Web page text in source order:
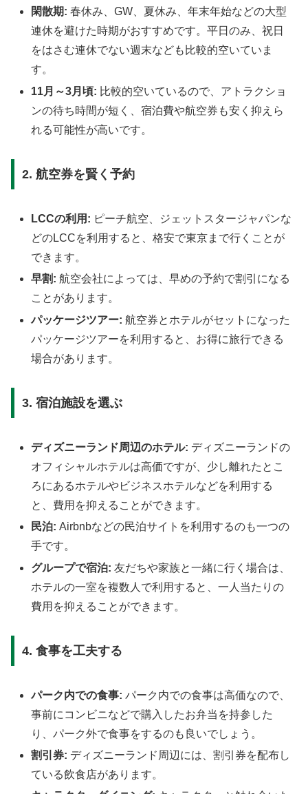
閑散期: 春休み、GW、夏休み、年末年始などの大型
連休を避けた時期がおすすめです。平日のみ、祝日
をはさむ連休でない週末なども比較的空いていま
す。
11月～3月頃: 比較的空いているので、アトラクショ
ンの待ち時間が短く、宿泊費や航空券も安く抑えら
れる可能性が高いです。
2. 航空券を賢く予約
LCCの利用: ピーチ航空、ジェットスタージャパンな
どのLCCを利用すると、格安で東京まで行くことが
できます。
早割: 航空会社によっては、早めの予約で割引になる
ことがあります。
パッケージツアー: 航空券とホテルがセットになった
パッケージツアーを利用すると、お得に旅行できる
場合があります。
3. 宿泊施設を選ぶ
ディズニーランド周辺のホテル: ディズニーランドの
オフィシャルホテルは高価ですが、少し離れたとこ
ろにあるホテルやビジネスホテルなどを利用する
と、費用を抑えることができます。
民泊: Airbnbなどの民泊サイトを利用するのも一つの
手です。
グループで宿泊: 友だちや家族と一緒に行く場合は、
ホテルの一室を複数人で利用すると、一人当たりの
費用を抑えることができます。
4. 食事を工夫する
パーク内での食事: パーク内での食事は高価なので、
事前にコンビニなどで購入したお弁当を持参した
り、パーク外で食事をするのも良いでしょう。
割引券: ディズニーランド周辺には、割引券を配布し
ている飲食店があります。